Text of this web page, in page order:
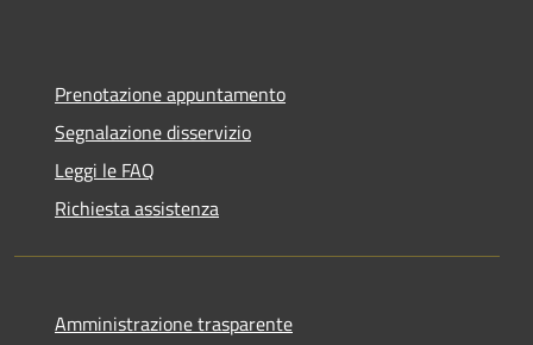
Prenotazione appuntamento
Segnalazione disservizio
Leggi le FAQ
Richiesta assistenza
Amministrazione trasparente